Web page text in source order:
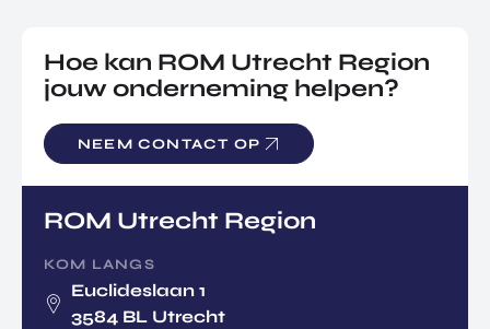
Hoe kan ROM Utrecht Region
jouw onderneming helpen?
NEEM CONTACT OP
ROM Utrecht Region
KOM LANGS
Euclideslaan 1
3584 BL Utrecht